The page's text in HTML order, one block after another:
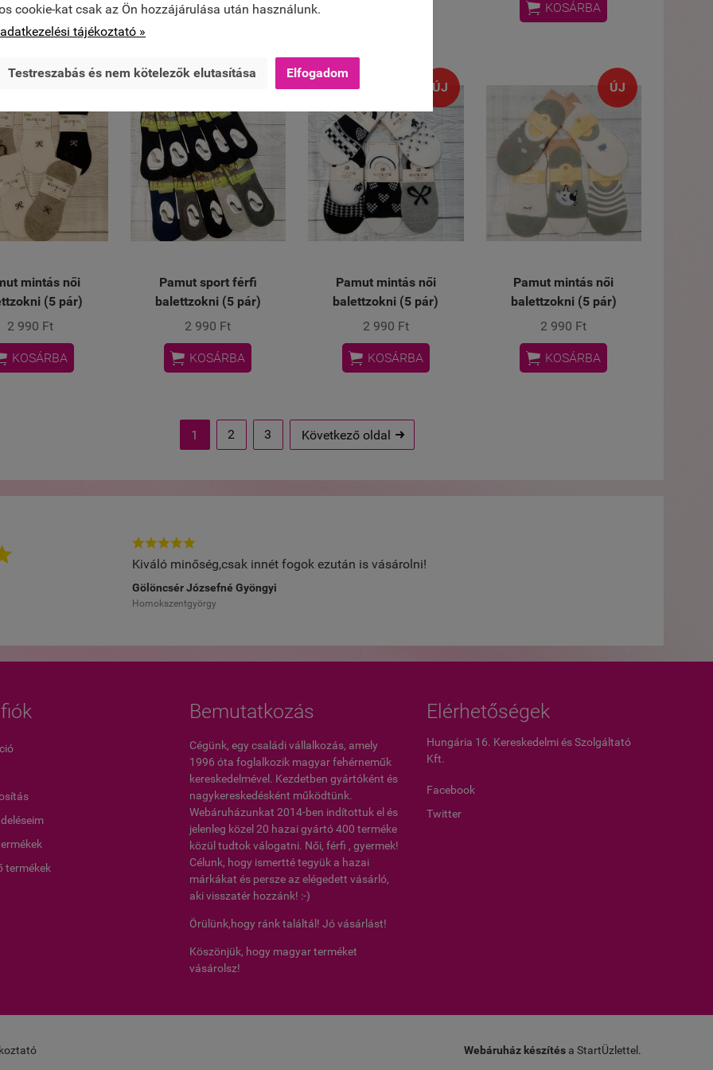
cookie-kat csak az Ön hozzájárulása után használunk.
tájékoztató »
Testreszabás és nem kötelezők elutasítása Elfogadom
KOSÁRBA  KOSÁRBA  KOSÁRBA
mintás női
(5 pár)
2 990 Ft
KOSÁRBA
Pamut sport férfi
balettzokni (5 pár)
2 990 Ft
 KOSÁRBA
ÚJ
Pamut mintás női
balettzokni (5 pár)
2 990 Ft
 KOSÁRBA
ÚJ
Pamut mintás női
balettzokni (5 pár)
2 990 Ft
 KOSÁRBA
1 2 3 Következő oldal 

Kiváló minőség,csak innét fogok ezután is vásárolni!
Gölöncsér Józsefné Gyöngyi
Homokszentgyörgy
termékek
Bemutatkozás
Cégünk, egy családi vállalkozás, amely
1996 óta foglalkozik magyar fehérneműk
kereskedelmével. Kezdetben gyártóként és
nagykereskedésként működtünk.
Webáruházunkat 2014-ben indítottuk el és
jelenleg közel 20 hazai gyártó 400 terméke
közül tudtok válogatni. Női, férfi , gyermek!
Célunk, hogy ismertté tegyük a hazai
márkákat és persze az elégedett vásárló,
aki visszatér hozzánk! :-)
Örülünk,hogy ránk találtál! Jó vásárlást!
Köszönjük, hogy magyar terméket
vásárolsz!
Elérhetőségek
Hungária 16. Kereskedelmi és Szolgáltató
Kft.
Facebook
Twitter
Webáruház készítés a StartÜzlettel.